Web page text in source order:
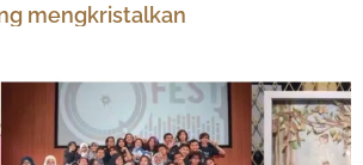
mengkristalkan